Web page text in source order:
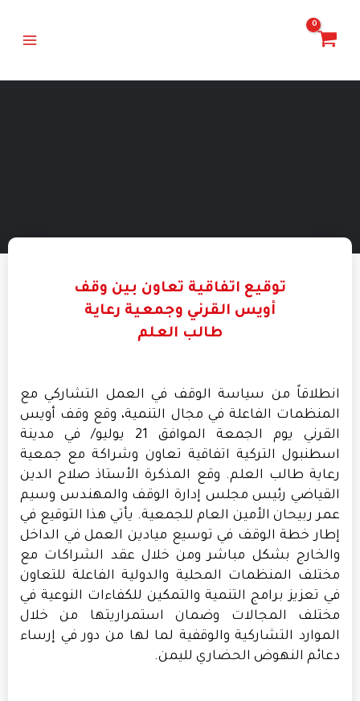
المحتوى
توقيع اتفاقية تعاون بين وقف
أويس القرني وجمعية رعاية
طالب العلم
انطلاقاً من سياسة الوقف في العمل التشاركي مع
المنظمات الفاعلة في مجال التنمية، وقع وقف أويس
القرني يوم الجمعة الموافق 21 يوليو/ في مدينة
اسطنبول التركية اتفاقية تعاون وشراكة مع جمعية
رعاية طالب العلم. وقع المذكرة الأستاذ صلاح الدين
القياضي رئيس مجلس إدارة الوقف والمهندس وسيم
عمر ربيحان الأمين العام للجمعية. يأتي هذا التوقيع في
إطار خطة الوقف في توسيع ميادين العمل في الداخل
والخارج بشكل مباشر ومن خلال عقد الشراكات مع
مختلف المنظمات المحلية والدولية الفاعلة للتعاون
في تعزيز برامج التنمية والتمكين للكفاءات النوعية في
مختلف المجالات وضمان استمراريتها من خلال
الموارد التشاركية والوقفية لما لها من دور في إرساء
دعائم النهوض الحضاري لليمن.